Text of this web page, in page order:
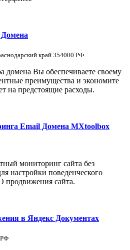
край 354000 РФ
домена Вы обеспечиваете своему
преимущества и экономите
на предстоящие расходы.
Email Домена MXtoolbox
мониторинг сайта без
настройки поведенческого
продвижения сайта.
в Яндекс Документах
РФ